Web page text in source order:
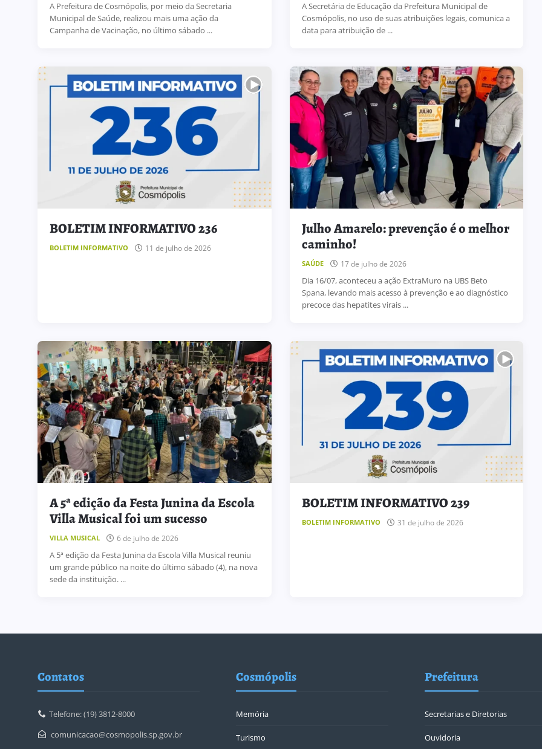
A Prefeitura de Cosmópolis, por meio da Secretaria
Municipal de Saúde, realizou mais uma ação da
Campanha de Vacinação, no último sábado ...
A Secretária de Educação da Prefeitura Municipal de
Cosmópolis, no uso de suas atribuições legais, comunica a
data para atribuição de ...
BOLETIM INFORMATIVO 236
BOLETIM INFORMATIVO 11 de julho de 2026
Julho Amarelo: prevenção é o melhor
caminho!
SAÚDE 17 de julho de 2026
Dia 16/07, aconteceu a ação ExtraMuro na UBS Beto
Spana, levando mais acesso à prevenção e ao diagnóstico
precoce das hepatites virais ...
A 5ª edição da Festa Junina da Escola
Villa Musical foi um sucesso
VILLA MUSICAL 6 de julho de 2026
A 5ª edição da Festa Junina da Escola Villa Musical reuniu
um grande público na noite do último sábado (4), na nova
sede da instituição. ...
BOLETIM INFORMATIVO 239
BOLETIM INFORMATIVO 31 de julho de 2026
Contatos
Telefone: (19) 3812-8000
comunicacao@cosmopolis.sp.gov.br
Cosmópolis
Memória
Turismo
Prefeitura
Secretarias e Diretorias
Ouvidoria